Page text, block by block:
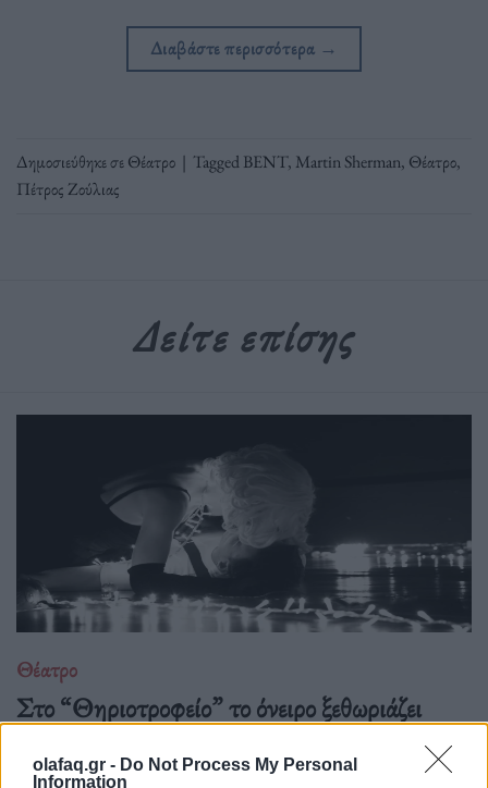
olafaq.gr - Do Not Process My Personal
Information
Διαβάστε περισσότερα →
Δημοσιεύθηκε σεΘέατρο | TaggedBENT, Martin Sherman, Θέατρο,
Πέτρος Ζούλιας
Δείτε επίσης
Θέατρο
Στο “Θηριοτροφείο” το όνειρο ξεθωριάζει
αλλά οι ρόλοι αρνούνται να πεθάνουν
23.03.26